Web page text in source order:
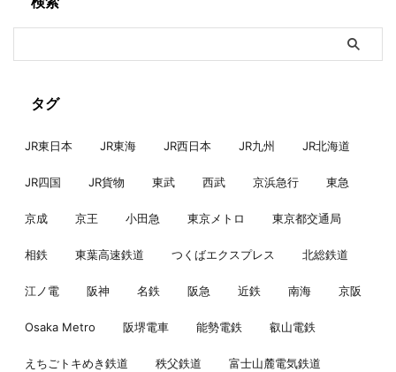
タグ
JR東日本 JR東海 JR西日本 JR九州 JR北海道
JR四国 JR貨物 東武 西武 京浜急行 東急
京成 京王 小田急 東京メトロ 東京都交通局
相鉄 東葉高速鉄道 つくばエクスプレス 北総鉄道
江ノ電 阪神 名鉄 阪急 近鉄 南海 京阪
Osaka Metro 阪堺電車 能勢電鉄 叡山電鉄
えちごトキめき鉄道 秩父鉄道 富士山麓電気鉄道